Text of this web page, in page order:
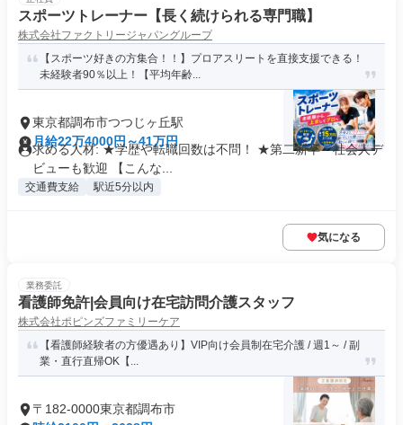
スポーツトレーナー【長く続けられる専門職】
株式会社ファクトリージャパングループ
【スポーツ好きの方集合！！】プロアスリートを直接支援できる！
未経験者90％以上！【平均年齢...
東京都調布市つつじヶ丘駅
月給22万4000円～41万円
求める人材: ★学歴や転職回数は不問！ ★第二新卒・社会人デ
ビューも歓迎 【こんな...
交通費支給 駅近5分以内
気になる
業務委託
看護師免許|会員向け在宅訪問介護スタッフ
株式会社ポピンズファミリーケア
【看護師経験者の方優遇あり】VIP向け会員制在宅介護 / 週1～ / 副
業・直行直帰OK【...
〒182-0000東京都調布市